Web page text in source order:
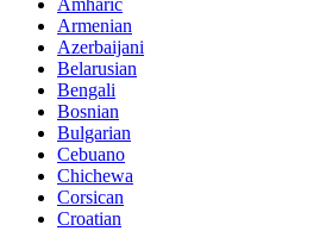
Amharic
Armenian
Azerbaijani
Belarusian
Bengali
Bosnian
Bulgarian
Cebuano
Chichewa
Corsican
Croatian